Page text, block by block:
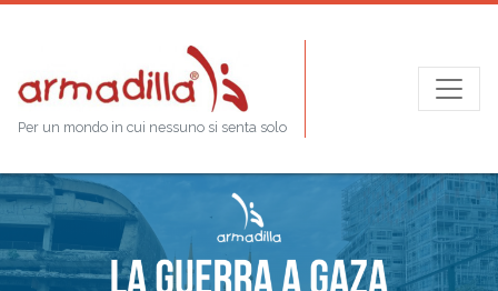
Per un mondo in cui nessuno si senta solo